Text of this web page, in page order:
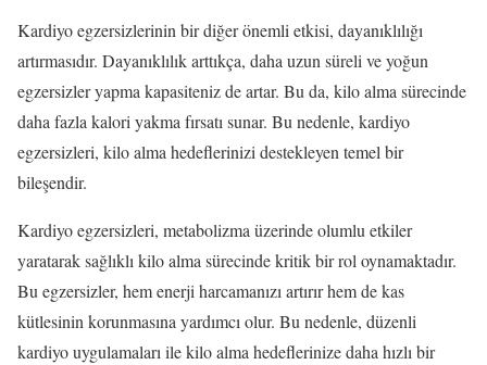
Kardiyo egzersizlerinin bir diğer önemli etkisi, dayanıklılığı
artırmasıdır. Dayanıklılık arttıkça, daha uzun süreli ve yoğun
egzersizler yapma kapasiteniz de artar. Bu da, kilo alma sürecinde
daha fazla kalori yakma fırsatı sunar. Bu nedenle, kardiyo
egzersizleri, kilo alma hedeflerinizi destekleyen temel bir
bileşendir.
Kardiyo egzersizleri, metabolizma üzerinde olumlu etkiler
yaratarak sağlıklı kilo alma sürecinde kritik bir rol oynamaktadır.
Bu egzersizler, hem enerji harcamanızı artırır hem de kas
kütlesinin korunmasına yardımcı olur. Bu nedenle, düzenli
kardiyo uygulamaları ile kilo alma hedeflerinize daha hızlı bir